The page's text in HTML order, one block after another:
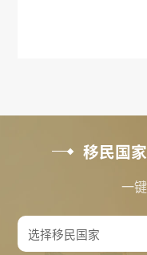
移民国
一